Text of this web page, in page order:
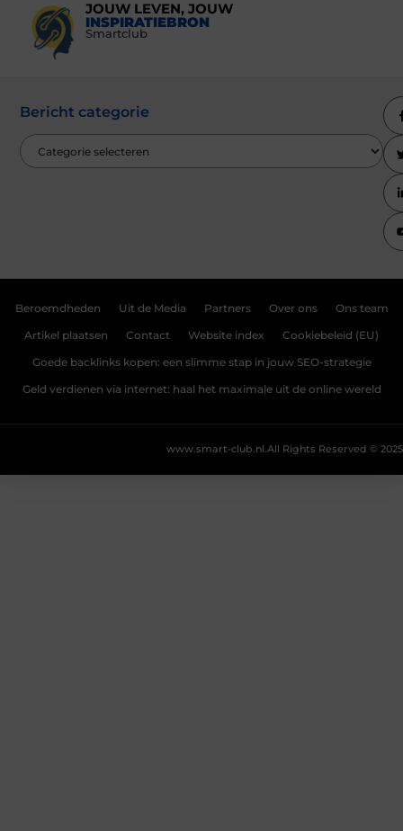
JOUW LEVEN, JOUW
INSPIRATIEBRON
Smartclub
Bericht categorie
Beroemdheden Uit de Media Partners Over ons Ons team
Artikel plaatsen Contact Website index Cookiebeleid (EU)
Goede backlinks kopen: een slimme stap in jouw SEO-strategie
Geld verdienen via internet: haal het maximale uit de online wereld
All Rights Reserved © 2025
www.smart-club.nl.